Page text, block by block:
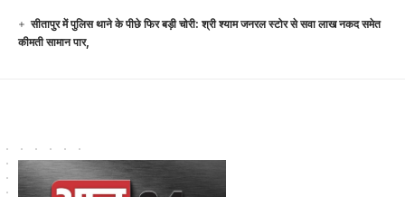
सीतापुर में पुलिस थाने के पीछे फिर बड़ी चोरी: श्री श्याम जनरल स्टोर से सवा लाख नकद समेत
कीमती सामान पार,